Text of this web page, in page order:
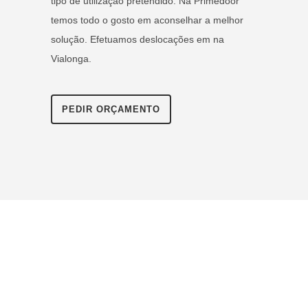
temos todo o gosto em aconselhar a melhor
solução. Efetuamos deslocações em na
Vialonga.
PEDIR ORÇAMENTO